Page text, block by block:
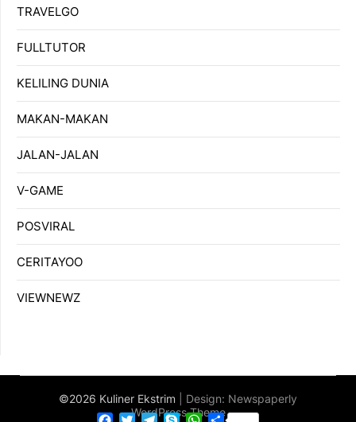
TRAVELGO
FULLTUTOR
KELILING DUNIA
MAKAN-MAKAN
JALAN-JALAN
V-GAME
POSVIRAL
CERITAYOO
VIEWNEWZ
©2026 Kuliner Ekstrim | Design: Newspaperly
WordPress Theme
Facebook
TwitterTelegram
SkypeWhatsApp
Share